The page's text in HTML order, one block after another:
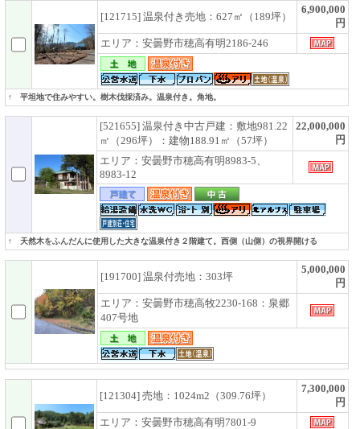
[121715] 温泉付き売地：627㎡（189坪）
6,900,000
円
エリア：安曇野市穂高有明2186-246
↑ 平坦地で住みやすい。樹木伐採済み。温泉付き。角地。
[521655] 温泉付き中古戸建：敷地981.22
㎡（296坪）：建物188.91㎡（57坪）
22,000,000
円
エリア：安曇野市穂高有明8983-5、
8983-12
↑ 天然木をふんだんに使用した大きな温泉付き２階建て。西側（山側）の視界開ける
[191700] 温泉付売地：303坪
5,000,000
円
エリア：安曇野市穂高牧2230-168：泉郷
407号地
[121304] 売地：1024m2（309.76坪）
7,300,000
円
エリア：安曇野市穂高有明7801-9